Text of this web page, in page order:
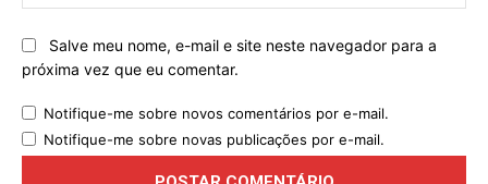
Salve meu nome, e-mail e site neste navegador para a
próxima vez que eu comentar.
Notifique-me sobre novos comentários por e-mail.
Notifique-me sobre novas publicações por e-mail.